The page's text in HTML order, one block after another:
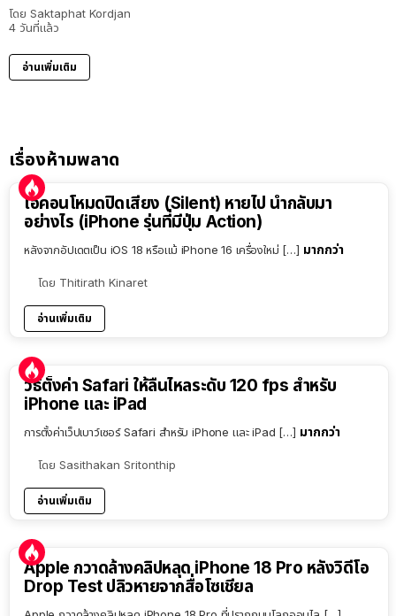
โดย Saktaphat Kordjan
4 วันที่แล้ว
อ่านเพิ่มเติม
เรื่องห้ามพลาด
ไอคอนโหมดปิดเสียง (Silent) หายไป นำกลับมา
อย่างไร (iPhone รุ่นที่มีปุ่ม Action)
หลังจากอัปเดตเป็น iOS 18 หรือแม้ iPhone 16 เครื่องใหม่ […] มากกว่า
โดย Thitirath Kinaret
อ่านเพิ่มเติม
วิธีตั้งค่า Safari ให้ลื่นไหลระดับ 120 fps สำหรับ
iPhone และ iPad
การตั้งค่าเว็ปเบาว์เซอร์ Safari สำหรับ iPhone และ iPad […] มากกว่า
โดย Sasithakan Sritonthip
อ่านเพิ่มเติม
Apple กวาดล้างคลิปหลุด iPhone 18 Pro หลังวิดีโอ
Drop Test ปลิวหายจากสื่อโซเชียล